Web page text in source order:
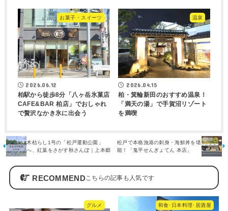
お菓子・スイーツ
2026.06.12
柏駅から徒歩8分「八ヶ岳氷菓店
CAFE&BAR 柏店」でおしゃれ
で贅沢なかき氷に出会う
温泉
2026.04.15
柏・箕輪新田のおすすめ温泉！
「満天の湯」で手賀沼リゾート
を満喫
木枯らし1号の「松戸運動公園」
へ、紅葉をさがす秋さんぽ｜上本郷
松戸で本格漁港の刺身・海鮮丼を堪
能！「鬼平せんぎょてん 本店」
RECOMMEND
グルメ 和食･日本料理･居酒屋